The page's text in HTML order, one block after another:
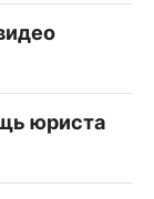
юриста